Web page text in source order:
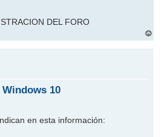
DEL FORO
r
10
en esta información: